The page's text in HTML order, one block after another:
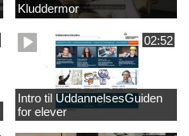
Kluddermor
02:52
Intro til UddannelsesGuiden
for elever